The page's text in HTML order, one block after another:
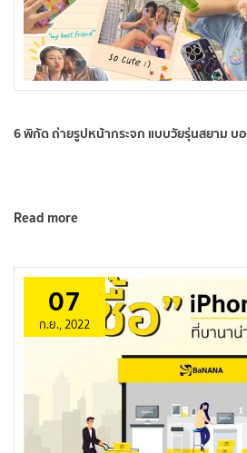
6 พิกัด ถ่ายรูปหน้ากระจก แบบวัยรุ่นสยาม บ
Read more
07
ก.ย., 2022